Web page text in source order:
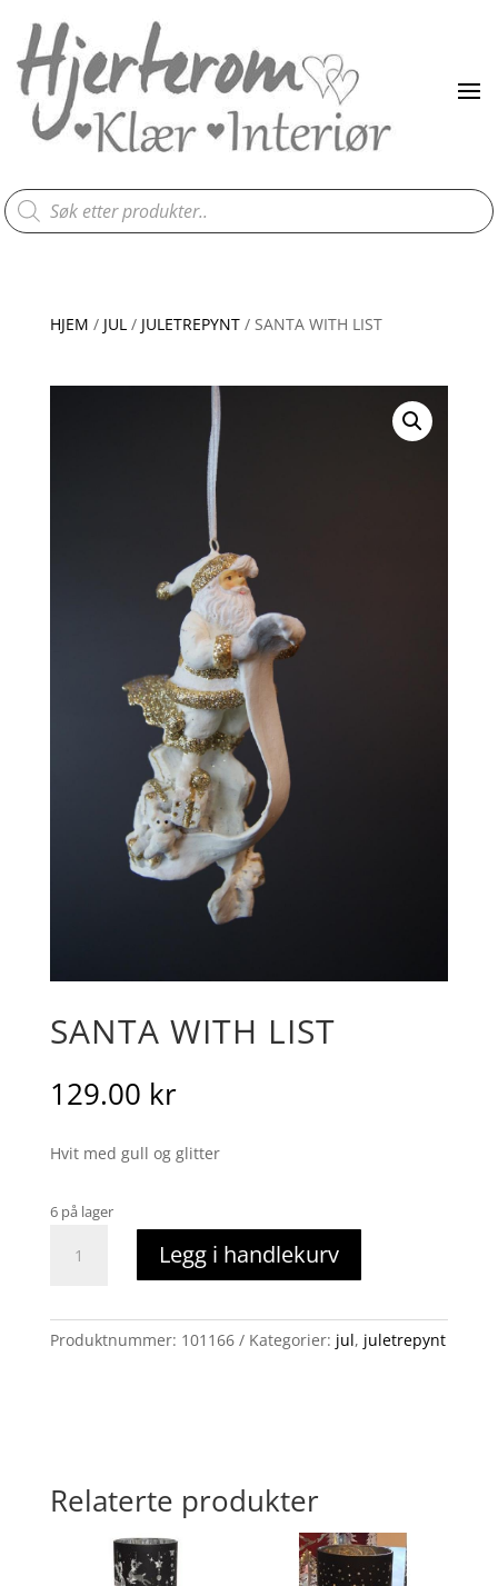
Products
search
HJEM / JUL/ JULETREPYNT/ SANTA WITH LIST
SANTA WITH LIST
129.00 kr
Hvit med gull og glitter
6 på lager
with
Legg i handlekurv
Produktnummer: 101166 Kategorier: jul, juletrepynt
Relaterte produkter